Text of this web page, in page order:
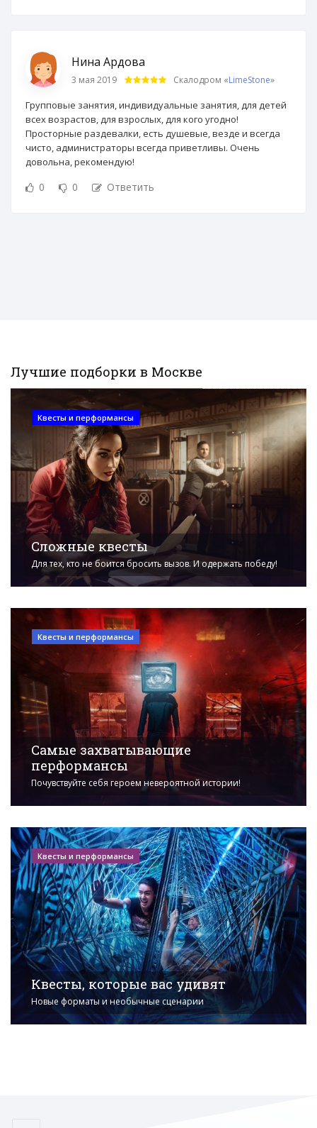
Нина Ардова
3 мая 2019 Скалодром «LimeStone»
Групповые занятия, индивидуальные занятия, для детей
всех возрастов, для взрослых, для кого угодно!
Просторные раздевалки, есть душевые, везде и всегда
чисто, администраторы всегда приветливы. Очень
довольна, рекомендую!
0 0 Ответить
Лучшие подборки в Москве
Квесты и перформансы
Сложные квесты
Для тех, кто не боится бросить вызов. И одержать победу!
Квесты и перформансы
Самые захватывающие
перформансы
Почувствуйте себя героем невероятной истории!
Квесты и перформансы
Квесты, которые вас удивят
Новые форматы и необычные сценарии